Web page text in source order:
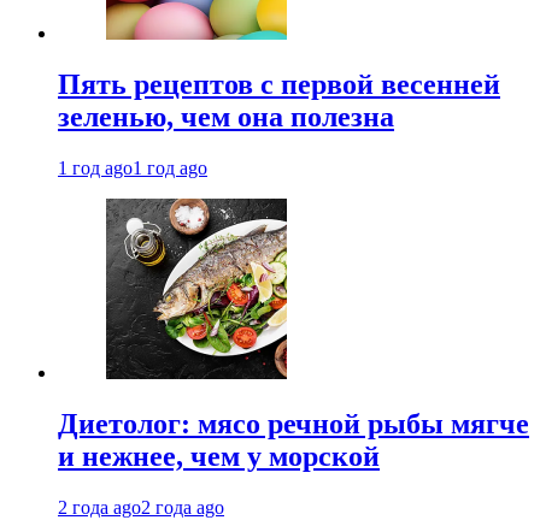
Пять рецептов с первой весенней
зеленью, чем она полезна
1 год ago1 год ago
Диетолог: мясо речной рыбы мягче
и нежнее, чем у морской
2 года ago2 года ago